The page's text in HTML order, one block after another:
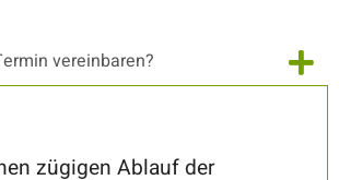
vereinbaren?
zügigen Ablauf der